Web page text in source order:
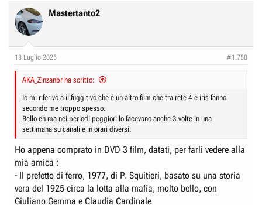
Mastertanto2
18 Luglio 2025 #1.750
AKA_Zinzanbr ha scritto:
Io mi riferivo a il fuggitivo che è un altro film che tra rete 4 e iris fanno
secondo me troppo spesso.
Bello eh ma nei periodi peggiori lo facevano anche 3 volte in una
settimana su canali e in orari diversi.
Ho appena comprato in DVD 3 film, datati, per farli vedere alla
mia amica :
- Il prefetto di ferro, 1977, di P. Squitieri, basato su una storia
vera del 1925 circa la lotta alla mafia, molto bello, con
Giuliano Gemma e Claudia Cardinale